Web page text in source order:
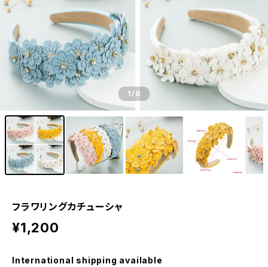
1/8
フラワリングカチューシャ
¥1,200
International shipping available